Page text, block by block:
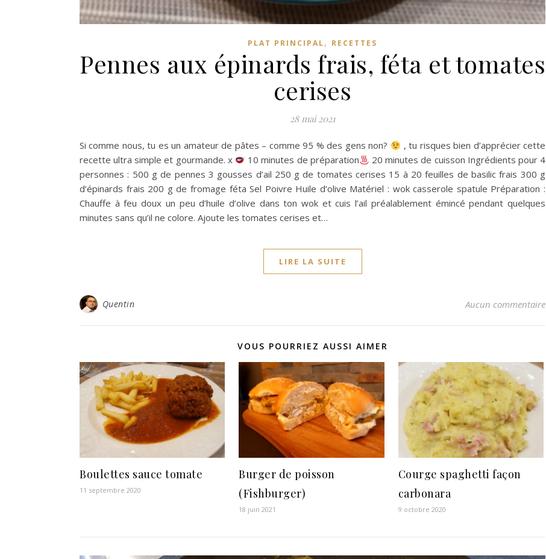
PLAT PRINCIPAL, RECETTES
Pennes aux épinards frais, féta et tomates
cerises
28 mai 2021
Si comme nous, tu es un amateur de pâtes – comme 95 % des gens non?
, tu risques bien d’apprécier cette
recette ultra simple et gourmande. x
10 minutes de préparation
20 minutes de cuisson Ingrédients pour 4
personnes : 500 g de pennes 3 gousses d’ail 250 g de tomates cerises 15 à 20 feuilles de basilic frais 300 g
d’épinards frais 200 g de fromage féta Sel Poivre Huile d’olive Matériel : wok casserole spatule Préparation :
Chauffe à feu doux un peu d’huile d’olive dans ton wok et cuis l’ail préalablement émincé pendant quelques
minutes sans qu’il ne colore. Ajoute les tomates cerises et…
LIRE LA SUITE
Quentin Aucun commentaire
VOUS POURRIEZ AUSSI AIMER
Boulettes sauce tomate
11 septembre 2020
Burger de poisson
(Fishburger)
18 juin 2021
Courge spaghetti façon
carbonara
9 octobre 2020